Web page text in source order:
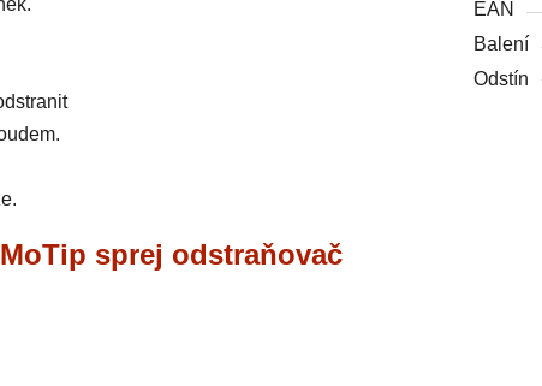
sprej odstraňovač
EAN
Balení
Odstín